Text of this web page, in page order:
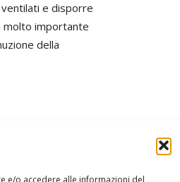
e/o accedere alle informazioni del
e disporre
molto importante
della
per
compromissione